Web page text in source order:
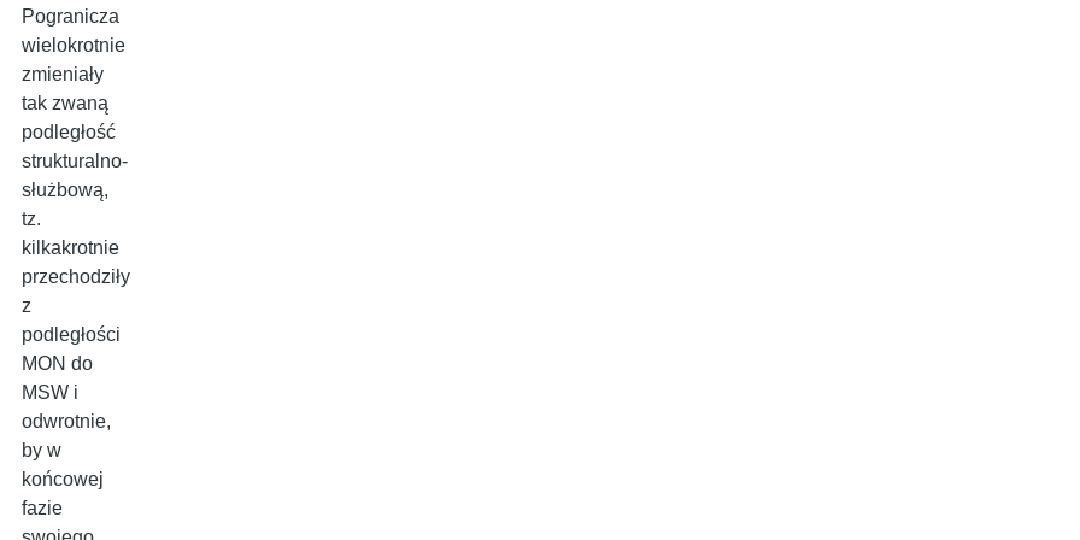
Pogranicza
wielokrotnie
zmieniały
tak zwaną
podległość
strukturalno-
służbową,
tz.
kilkakrotnie
przechodziły
z
podległości
MON do
MSW i
odwrotnie,
by w
końcowej
fazie